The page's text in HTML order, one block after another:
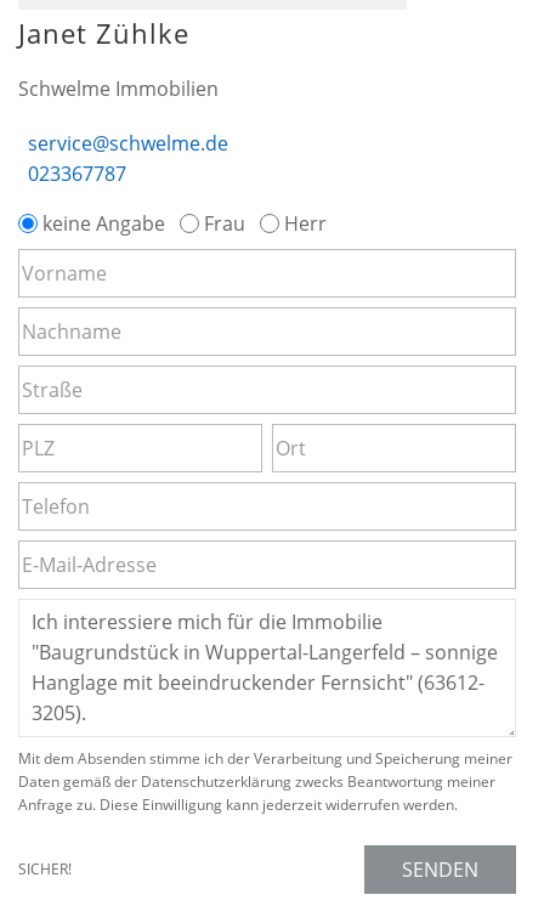
Janet Zühlke
Schwelme Immobilien
service@schwelme.de
023367787
keine Angabe
Frau Herr
Mit dem Absenden stimme ich der Verarbeitung und Speicherung meiner
Daten gemäß der Datenschutzerklärung zwecks Beantwortung meiner
Anfrage zu. Diese Einwilligung kann jederzeit widerrufen werden.
SICHER! SENDEN